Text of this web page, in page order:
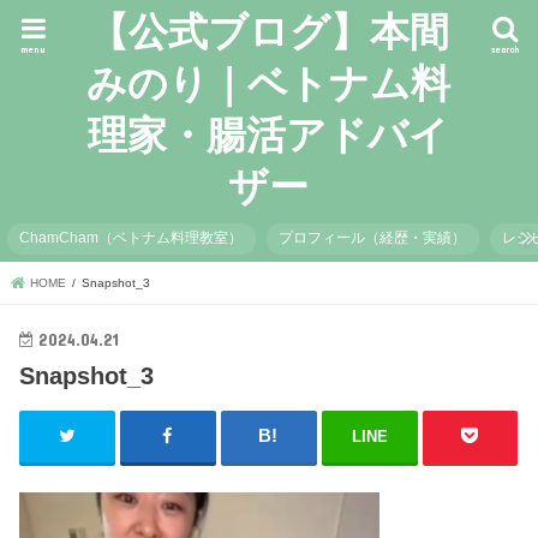
【公式ブログ】本間
みのり｜ベトナム料
理家・腸活アドバイ
ザー
search
menu
ChamCham（ベトナム料理教室） プロフィール（経歴・実績） レシ
HOME Snapshot_3
2024.04.21
Snapshot_3
LINE